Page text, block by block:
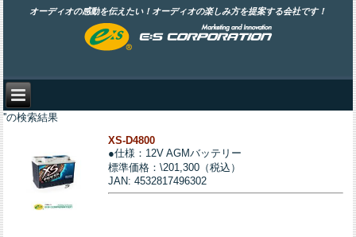
オーディオの感動を伝えたい！オーディオの楽しみ方を提案する会社です！
''の検索結果
XS-D4800
●仕様：12V AGMバッテリー
標準価格：\201,300（税込）
JAN: 4532817496302